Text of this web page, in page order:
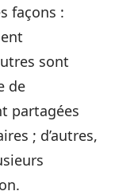
façons :
sont
de
partagées
; d’autres,